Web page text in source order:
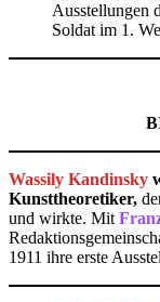
Ausstellungen
Soldat im 1.
Wassily Kandinsky
Kunsttheoretiker,
und wirkte. Mit
1911 ihre erste